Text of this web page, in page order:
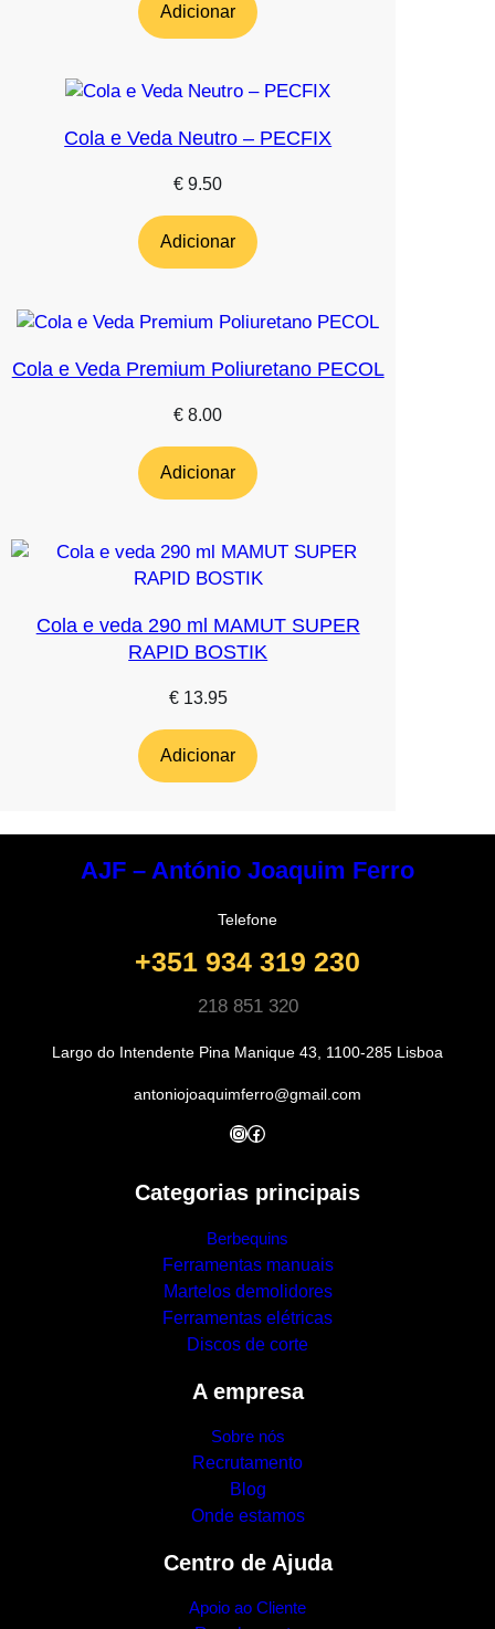
Adicionar
Cola e Veda Neutro – PECFIX
€ 9.50
Adicionar
Cola e Veda Premium Poliuretano PECOL
€ 8.00
Adicionar
Cola e veda 290 ml MAMUT SUPER
RAPID BOSTIK
€13.95
Adicionar
AJF – António Joaquim Ferro
Telefone
+351 934 319 230
218 851 320
Largo do Intendente Pina Manique 43, 1100-285 Lisboa
antoniojoaquimferro@gmail.com
InstagramFacebook
Categorias principais
Berbequins
Ferramentas manuais
Martelos demolidores
Ferramentas elétricas
Discos de corte
A empresa
Sobre nós
Recrutamento
Blog
Onde estamos
Centro de Ajuda
Apoio ao Cliente